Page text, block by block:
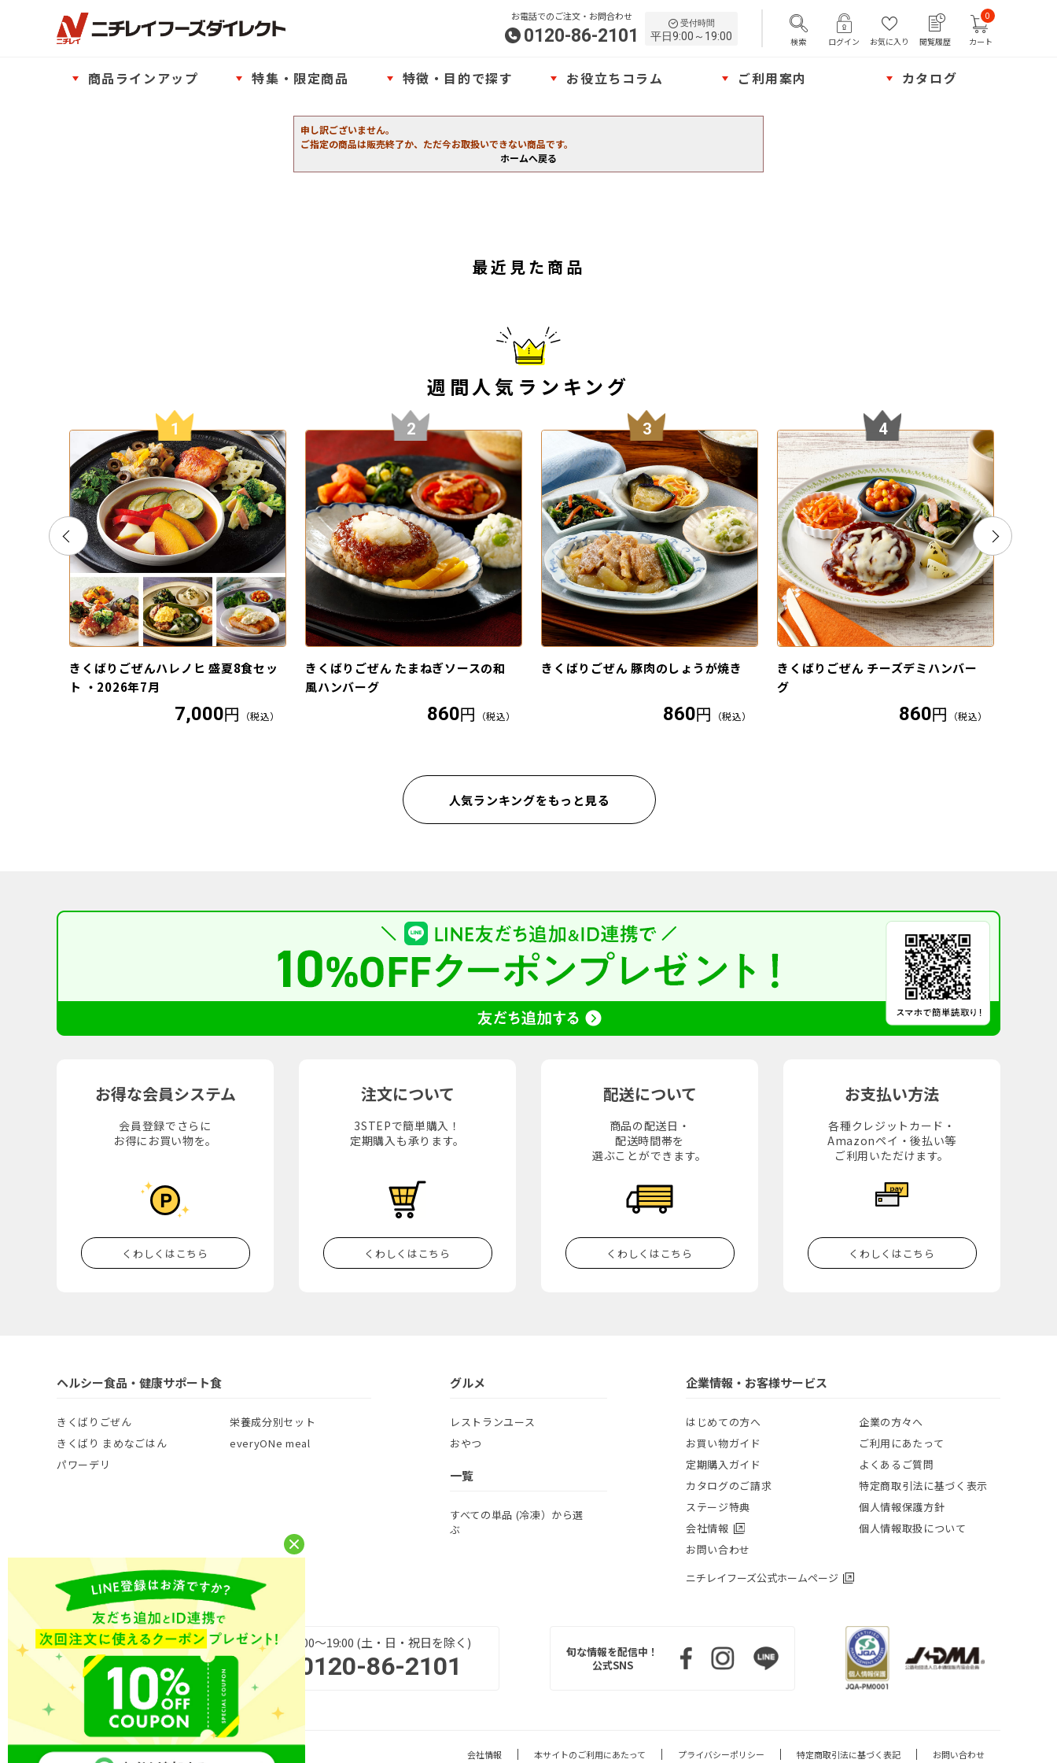
お電話でのご注文・お問合わせ
0120-86-2101
受付時間
平日9:00～19:00 検索 ログイン お気に入り 閲覧履歴 カート
0
商品ラインアップ 特集・限定商品 特徴・目的で探す お役立ちコラム ご利用案内 カタログ
申し訳ございません。
ご指定の商品は販売終了か、ただ今お取扱いできない商品です。
ホームへ戻る
最近見た商品
週間人気ランキング
1
きくばりごぜんハレノヒ 盛夏8食セッ
ト ・2026年7月
7,000円 （税込）
2
きくばりごぜん たまねぎソースの和
風ハンバーグ
860円 （税込）
3
きくばりごぜん 豚肉のしょうが焼き
860円 （税込）
4
きくばりごぜん チーズデミハンバー
グ
860円 （税込）
人気ランキングをもっと見る
お得な会員システム
会員登録でさらに
お得にお買い物を。
くわしくはこちら
注文について
3STEPで簡単購入！
定期購入も承ります。
くわしくはこちら
配送について
商品の配送日・
配送時間帯を
選ぶことができます。
くわしくはこちら
お支払い方法
各種クレジットカード・
Amazonペイ・後払い等
ご利用いただけます。
くわしくはこちら
ヘルシー食品・健康サポート食
きくばりごぜん
きくばり まめなごはん
パワーデリ
栄養成分別セット
everyONe meal
グルメ
レストランユース
おやつ
一覧
すべての単品 (冷凍）から選
ぶ
企業情報・お客様サービス
はじめての方へ
お買い物ガイド
定期購入ガイド
カタログのご請求
ステージ特典
会社情報
お問い合わせ
企業の方々へ
ご利用にあたって
よくあるご質問
特定商取引法に基づく表示
個人情報保護方針
個人情報取扱について
ニチレイフーズ公式ホームページ
商品・サービス・ご購入に
関するお問い合わせ
平日 9:00～19:00 (土・日・祝日を除く)
0120-86-2101
旬な情報を配信中！
公式SNS
Copyright (C) NICHIREI FOODS INC. All Rights Reserved. 会社情報 本サイトのご利用にあたって プライバシーポリシー 特定商取引法に基づく表記 お問い合わせ